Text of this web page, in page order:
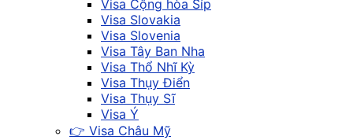
Visa Cộng hòa Síp
Visa Slovakia
Visa Slovenia
Visa Tây Ban Nha
Visa Thổ Nhĩ Kỳ
Visa Thụy Điển
Visa Thụy Sĩ
Visa Ý
👉 Visa Châu Mỹ